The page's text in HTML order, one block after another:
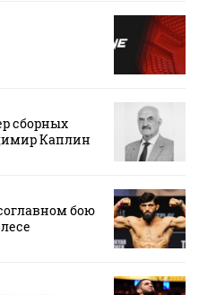
сборных
Каплин
бою